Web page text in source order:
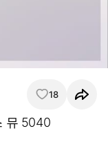
18
뮤 5040